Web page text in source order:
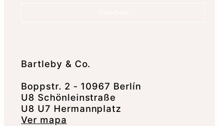
Bartleby & Co.
Boppstr. 2 - 10967 Berlín
U8 Schönleinstraße
U8 U7 Hermannplatz
Ver mapa